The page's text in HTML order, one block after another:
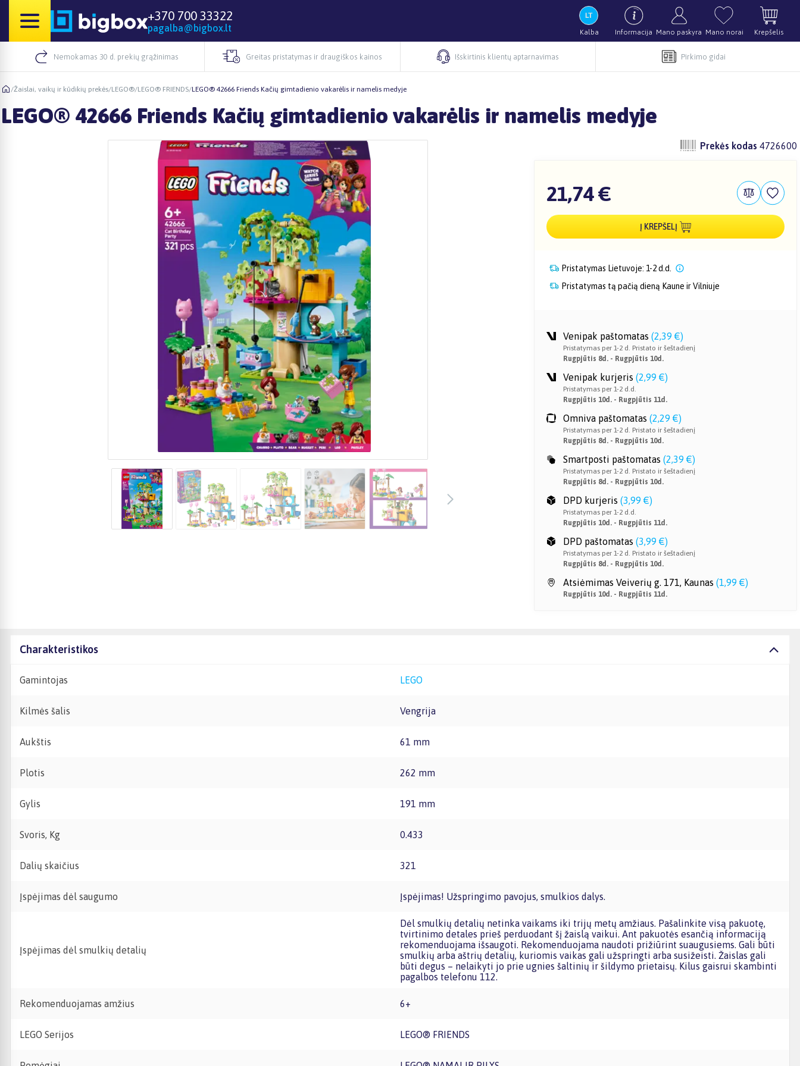
+370 700 33322
pagalba@bigbox.lt Kalba Informacija Mano paskyra Mano norai Krepšelis
Nemokamas 30 d. prekių grąžinimas Greitas pristatymas ir draugiškos kainos Išskirtinis klientų aptarnavimas Pirkimo gidai
/Žaislai, vaikų ir kūdikių prekės/LEGO®/LEGO® FRIENDS/LEGO® 42666 Friends Kačių gimtadienio vakarėlis ir namelis medyje
LEGO® 42666 Friends Kačių gimtadienio vakarėlis ir namelis medyje
Prekės kodas 4726600
21,74 €
Į KREPŠELĮ
Pristatymas Lietuvoje: 1-2 d.d.
Pristatymas tą pačią dieną Kaune ir Vilniuje
Venipak paštomatas (2,39 €)
Pristatymas per 1-2 d. Pristato ir šeštadienį
Rugpjūtis 8d. - Rugpjūtis 10d.
Venipak kurjeris (2,99 €)
Pristatymas per 1-2 d.d.
Rugpjūtis 10d. - Rugpjūtis 11d.
Omniva paštomatas (2,29 €)
Pristatymas per 1-2 d. Pristato ir šeštadienį
Rugpjūtis 8d. - Rugpjūtis 10d.
Smartposti paštomatas (2,39 €)
Pristatymas per 1-2 d. Pristato ir šeštadienį
Rugpjūtis 8d. - Rugpjūtis 10d.
DPD kurjeris (3,99 €)
Pristatymas per 1-2 d.d.
Rugpjūtis 10d. - Rugpjūtis 11d.
DPD paštomatas (3,99 €)
Pristatymas per 1-2 d. Pristato ir šeštadienį
Rugpjūtis 8d. - Rugpjūtis 10d.
Atsiėmimas Veiverių g. 171, Kaunas (1,99 €)
Rugpjūtis 10d. - Rugpjūtis 11d.
Charakteristikos
Gamintojas LEGO
Kilmės šalis Vengrija
Aukštis 61 mm
Plotis 262 mm
Gylis 191 mm
Svoris, Kg 0.433
Dalių skaičius 321
Įspėjimas dėl saugumo Įspėjimas! Užspringimo pavojus, smulkios dalys.
Įspėjimas dėl smulkių detalių
Dėl smulkių detalių netinka vaikams iki trijų metų amžiaus. Pašalinkite visą pakuotę,
tvirtinimo detales prieš perduodant šį žaislą vaikui. Ant pakuotės esančią informaciją
rekomenduojama išsaugoti. Rekomenduojama naudoti prižiūrint suaugusiems. Gali būti
smulkių arba aštrių detalių, kuriomis vaikas gali užspringti arba susižeisti. Žaislas gali
būti degus – nelaikyti jo prie ugnies šaltinių ir šildymo prietaisų. Kilus gaisrui skambinti
pagalbos telefonu 112.
Rekomenduojamas amžius 6+
LEGO Serijos LEGO® FRIENDS